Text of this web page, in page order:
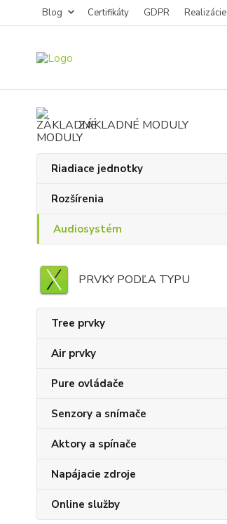
Blog Certifikáty GDPR Realizácie
ZÁKLADNÉ MODULY
Riadiace jednotky
Rozšírenia
Audiosystém
PRVKY PODĽA TYPU
Tree prvky
Air prvky
Pure ovládače
Senzory a snímače
Aktory a spínače
Napájacie zdroje
Online služby